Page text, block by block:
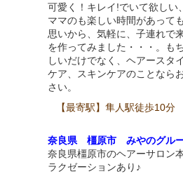
可愛く！キレイ!でいて欲しい
ママのも楽しい時間があって
思いから、気軽に、子連れで
を作ってみました・・・。も
しいだけでなく、ヘアースタ
ケア、スキンケアのことなら
さい。
【最寄駅】隼人駅徒歩10分
奈良県 橿原市 みやのグル
奈良県橿原市のヘアーサロン
ラクゼーションあり♪